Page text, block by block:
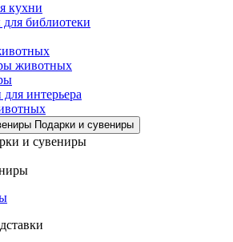
кухни
библиотеки
животных
для интерьера
Подарки и сувениры